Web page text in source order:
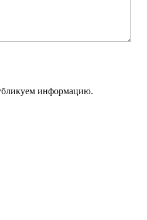
информацию.